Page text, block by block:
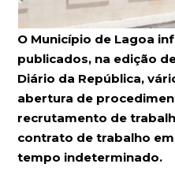
O Município de Lagoa
publicados, na edição
Diário da República,
abertura de
recrutamento de
contrato de trabalho
tempo indeterminado.